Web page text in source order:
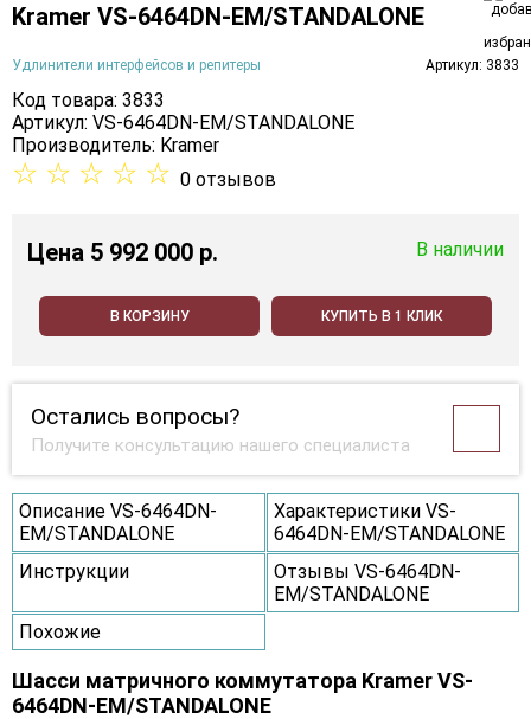
Kramer VS-6464DN-EM/STANDALONE
Удлинители интерфейсов и репитеры Артикул: 3833
Код товара: 3833
Артикул: VS-6464DN-EM/STANDALONE
Производитель: Kramer
☆ ☆ ☆ ☆ ☆ 0 отзывов
Цена 5 992 000 p. В наличии
В КОРЗИНУ КУПИТЬ В 1 КЛИК
Остались вопросы?
Получите консультацию нашего специалиста
Описание VS-6464DN-
EM/STANDALONE
Характеристики VS-
6464DN-EM/STANDALONE
Инструкции
Отзывы VS-6464DN-
EM/STANDALONE
Похожие
Шасси матричного коммутатора Kramer VS-
6464DN-EM/STANDALONE